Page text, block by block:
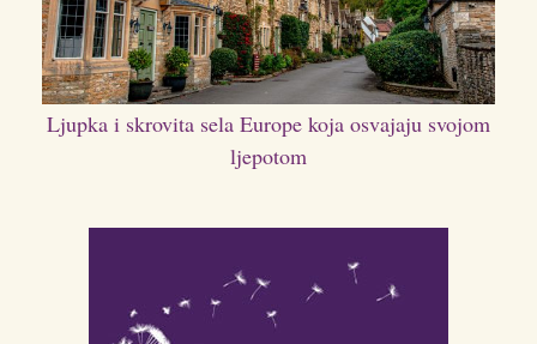
Ljupka i skrovita sela Europe koja osvajaju svojom
ljepotom